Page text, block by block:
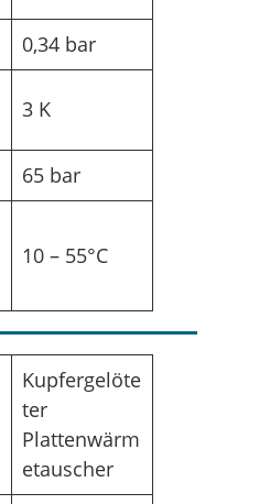
0,34 bar
3 K
65 bar
10 – 55°C
Kupfergelöte
ter
Plattenwärm
etauscher